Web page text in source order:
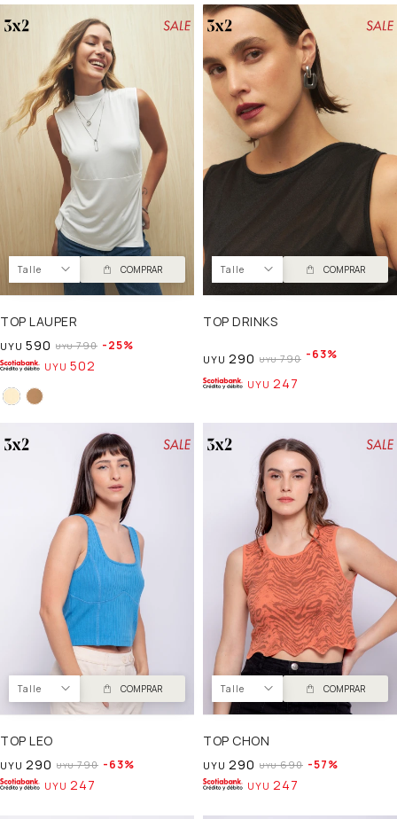
Talle COMPRAR
TOP LAUPER
UYU 590 UYU 790 25
UYU 502
Talle COMPRAR
TOP DRINKS
UYU 290 UYU 790 63
UYU 247
Talle COMPRAR
TOP LEO
UYU 290 UYU 790 63
UYU 247
Talle COMPRAR
TOP CHON
UYU 290 UYU 690 57
UYU 247